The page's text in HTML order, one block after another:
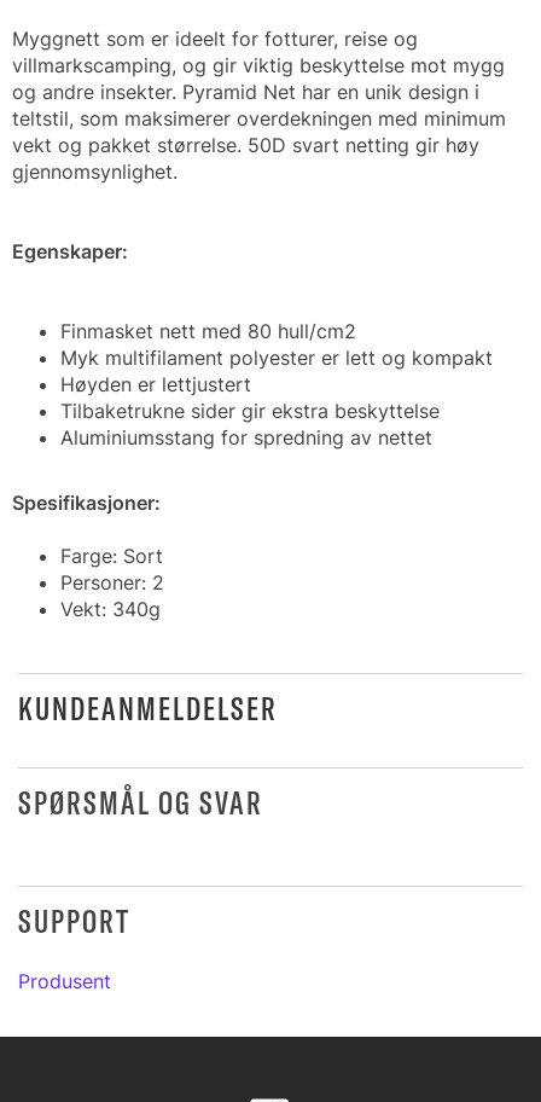
Myggnett som er ideelt for fotturer, reise og
villmarkscamping, og gir viktig beskyttelse mot mygg
og andre insekter. Pyramid Net har en unik design i
teltstil, som maksimerer overdekningen med minimum
vekt og pakket størrelse. 50D svart netting gir høy
gjennomsynlighet.
Egenskaper:
Finmasket nett med 80 hull/cm2
Myk multifilament polyester er lett og kompakt
Høyden er lettjustert
Tilbaketrukne sider gir ekstra beskyttelse
Aluminiumsstang for spredning av nettet
Spesifikasjoner:
Farge: Sort
Personer: 2
Vekt: 340g
KUNDEANMELDELSER
SPØRSMÅL OG SVAR
SUPPORT
Produsent